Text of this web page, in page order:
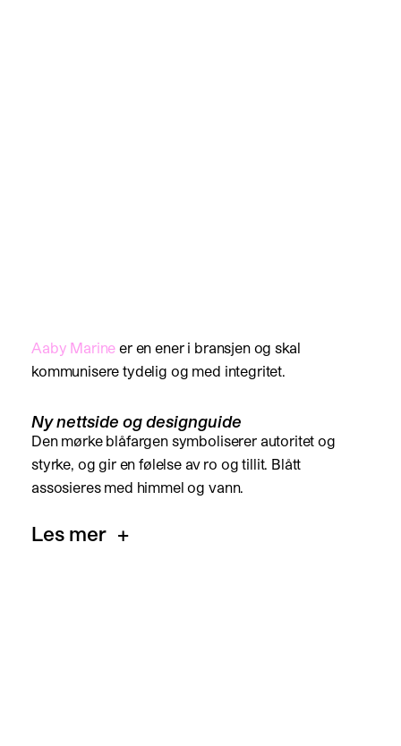
Aaby Marine er en ener i bransjen og skal
kommunisere tydelig og med integritet.
Ny nettside og designguide
Den mørke blåfargen symboliserer autoritet og
styrke, og gir en følelse av ro og tillit. Blått
assosieres med himmel og vann.
Les mer